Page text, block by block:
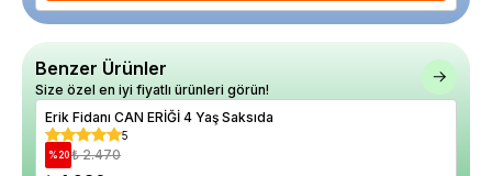
Benzer Ürünler
Size özel en iyi fiyatlı ürünleri görün!
Erik Fidanı CAN ERİĞİ 4 Yaş Saksıda
5
%20 ₺ 2.470